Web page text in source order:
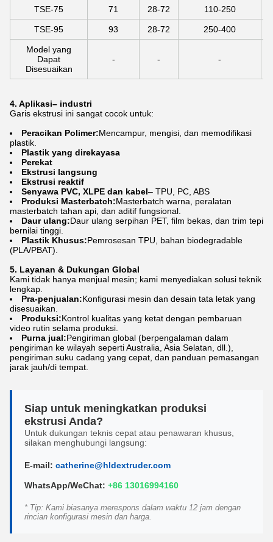
TSE-75 71 28-72 110-250
TSE-95 93 28-72 250-400
Model yang
Dapat
Disesuaikan
- - -
4. Aplikasi– industri
Garis ekstrusi ini sangat cocok untuk:
Peracikan Polimer:Mencampur, mengisi, dan memodifikasi
plastik.
Plastik yang direkayasa
Perekat
Ekstrusi langsung
Ekstrusi reaktif
Senyawa PVC, XLPE dan kabel– TPU, PC, ABS
Produksi Masterbatch:Masterbatch warna, peralatan
masterbatch tahan api, dan aditif fungsional.
Daur ulang:Daur ulang serpihan PET, film bekas, dan trim tepi
bernilai tinggi.
Plastik Khusus:Pemrosesan TPU, bahan biodegradable
(PLA/PBAT).
5. Layanan & Dukungan Global
Kami tidak hanya menjual mesin; kami menyediakan solusi teknik
lengkap.
Pra-penjualan:Konfigurasi mesin dan desain tata letak yang
disesuaikan.
Produksi:Kontrol kualitas yang ketat dengan pembaruan
video rutin selama produksi.
Purna jual:Pengiriman global (berpengalaman dalam
pengiriman ke wilayah seperti Australia, Asia Selatan, dll.),
pengiriman suku cadang yang cepat, dan panduan pemasangan
jarak jauh/di tempat.
Siap untuk meningkatkan produksi
ekstrusi Anda?
Untuk dukungan teknis cepat atau penawaran khusus,
silakan menghubungi langsung:
E-mail: catherine@hldextruder.com
WhatsApp/WeChat: +86 13016994160
* Tip: Kami biasanya merespons dalam waktu 12 jam dengan
rincian konfigurasi mesin dan harga.